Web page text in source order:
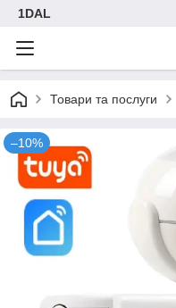
1DAL
Товари та послуги
–10%